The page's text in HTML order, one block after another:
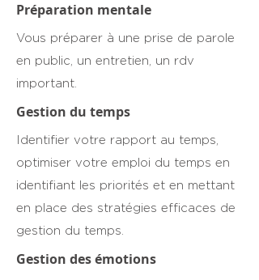
Préparation mentale
Vous préparer à une prise de parole
en public, un entretien, un rdv
important.
Gestion du temps
Identifier votre rapport au temps,
optimiser votre emploi du temps en
identifiant les priorités et en mettant
en place des stratégies efficaces de
gestion du temps.
Gestion des émotions